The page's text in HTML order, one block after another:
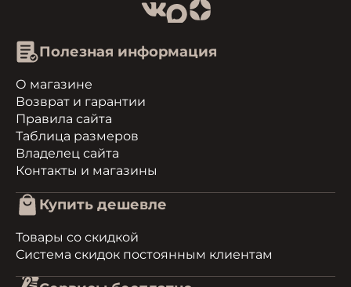
Полезная информация
О магазине
Возврат и гарантии
Правила сайта
Таблица размеров
Владелец сайта
Контакты и магазины
Купить дешевле
Товары со скидкой
Система скидок постоянным клиентам